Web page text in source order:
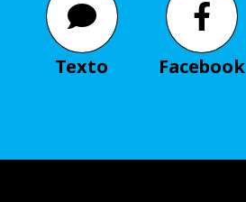
Texto Facebook